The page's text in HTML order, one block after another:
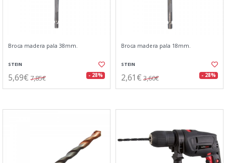
Broca madera pala 38mm.
STEIN
5,69€ 7,85€ - 28%
Broca madera pala 18mm.
STEIN
2,61€ 3,60€ - 28%